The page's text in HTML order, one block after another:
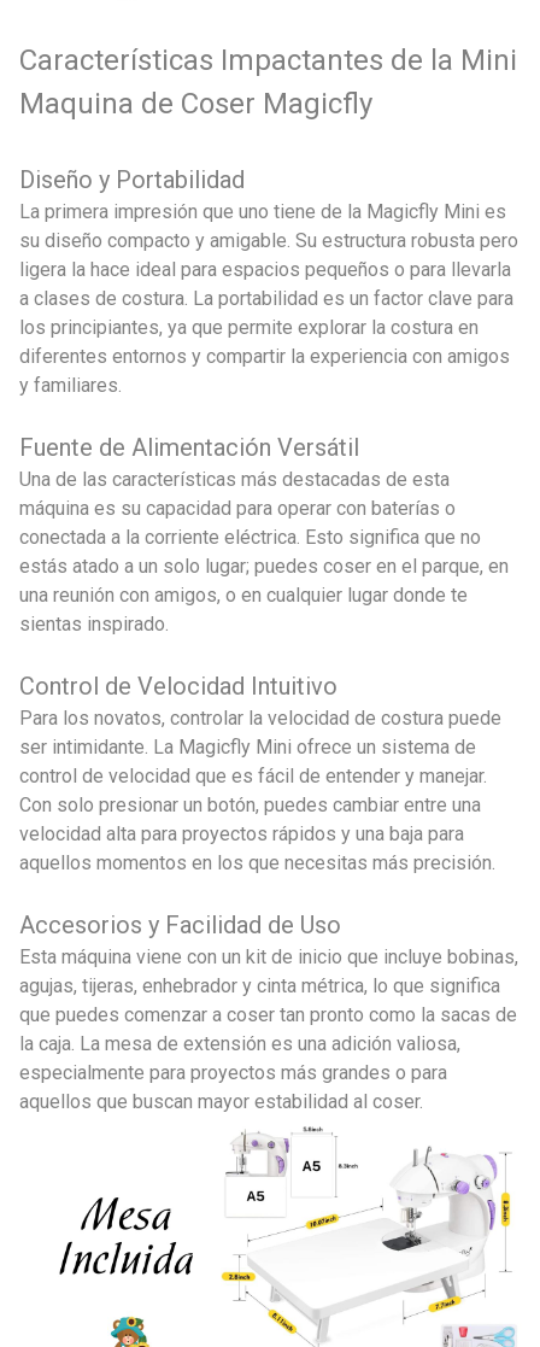
Características Impactantes de la Mini
Maquina de Coser Magicfly
Diseño y Portabilidad
La primera impresión que uno tiene de la Magicfly Mini es
su diseño compacto y amigable. Su estructura robusta pero
ligera la hace ideal para espacios pequeños o para llevarla
a clases de costura. La portabilidad es un factor clave para
los principiantes, ya que permite explorar la costura en
diferentes entornos y compartir la experiencia con amigos
y familiares.
Fuente de Alimentación Versátil
Una de las características más destacadas de esta
máquina es su capacidad para operar con baterías o
conectada a la corriente eléctrica. Esto significa que no
estás atado a un solo lugar; puedes coser en el parque, en
una reunión con amigos, o en cualquier lugar donde te
sientas inspirado.
Control de Velocidad Intuitivo
Para los novatos, controlar la velocidad de costura puede
ser intimidante. La Magicfly Mini ofrece un sistema de
control de velocidad que es fácil de entender y manejar.
Con solo presionar un botón, puedes cambiar entre una
velocidad alta para proyectos rápidos y una baja para
aquellos momentos en los que necesitas más precisión.
Accesorios y Facilidad de Uso
Esta máquina viene con un kit de inicio que incluye bobinas,
agujas, tijeras, enhebrador y cinta métrica, lo que significa
que puedes comenzar a coser tan pronto como la sacas de
la caja. La mesa de extensión es una adición valiosa,
especialmente para proyectos más grandes o para
aquellos que buscan mayor estabilidad al coser.